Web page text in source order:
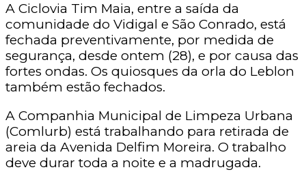
A Ciclovia Tim Maia, entre a saída da
comunidade do Vidigal e São Conrado, está
fechada preventivamente, por medida de
segurança, desde ontem (28), e por causa das
fortes ondas. Os quiosques da orla do Leblon
também estão fechados.
A Companhia Municipal de Limpeza Urbana
(Comlurb) está trabalhando para retirada de
areia da Avenida Delfim Moreira. O trabalho
deve durar toda a noite e a madrugada.